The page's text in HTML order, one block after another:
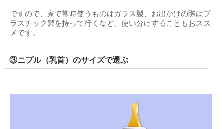
ですので、家で常時使うものはガラス製、お出かけの際はプ
ラスチック製を持って行くなど、使い分けすることもおスス
メです。
③ニプル（乳首）のサイズで選ぶ